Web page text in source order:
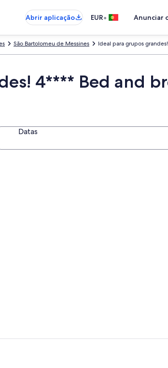
Abrir aplicação
EUR• Anunciar
Ideal para grupos
São Bartolomeu de Messines
4**** Bed and
Datas